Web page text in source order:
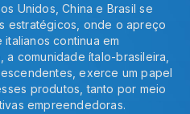
Unidos, China e Brasil se
estratégicos, onde o apreço
continua em
comunidade ítalo-brasileira,
exerce um papel
produtos, tanto por meio
empreendedoras.